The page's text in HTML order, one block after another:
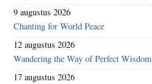
9 augustus 2026
Chanting for World Peace
12 augustus 2026
Wandering the Way of Perfect Wisdom
17 augustus 2026